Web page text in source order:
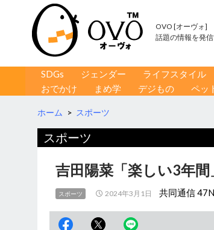
OVO [オーヴォ]
話題の情報を発
コンテンツへ移動
SDGs ジェンダー ライフスタイル
おでかけ
まめ学 デジもの ペッ
ホーム > スポーツ
スポーツ
吉田陽菜「楽しい3年
スポーツ 2024年3月1日 共同通信